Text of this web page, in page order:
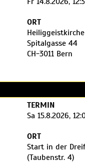
ORT
Spitalgasse 44
CH-3011 Bern
TERMIN
Sa 15.8.2026,
ORT
Start in der
(Taubenstr. 4)